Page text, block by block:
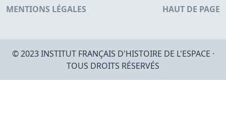
HAUT DE PAGE
MENTIONS LÉGALES
© 2023 INSTITUT FRANÇAIS D'HISTOIRE DE L'ESPACE ·
TOUS DROITS RÉSERVÉS